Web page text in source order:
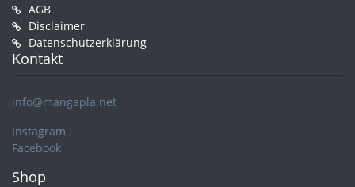
AGB
Disclaimer
Datenschutzerklärung
Kontakt
info@mangapla.net
Instagram
Facebook
Shop